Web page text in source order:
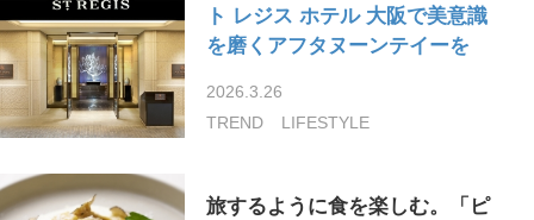
ト レジス ホテル 大阪で美意識
を磨くアフタヌーンテイーを
2026.3.26
TREND
LIFESTYLE
旅するように食を楽しむ。「ピ